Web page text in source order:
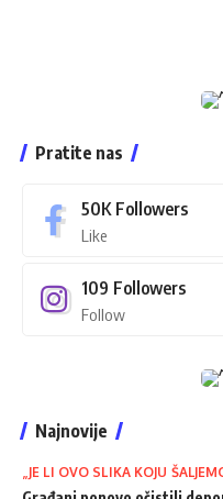
Pratite nas
50K Followers
Like
109 Followers
Follow
Najnovije
„JE LI OVO SLIKA KOJU